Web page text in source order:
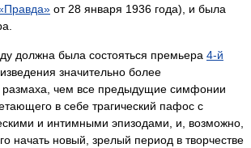
от 28 января 1936 года), и была
должна была состояться премьера 4-й
значительно более
размаха, чем все предыдущие симфонии
в себе трагический пафос с
и интимными эпизодами, и, возможно,
начать новый, зрелый период в творчестве